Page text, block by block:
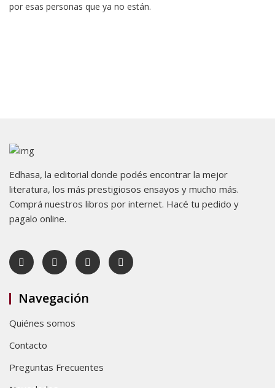
por esas personas que ya no están.
Edhasa, la editorial donde podés encontrar la mejor
literatura, los más prestigiosos ensayos y mucho más.
Comprá nuestros libros por internet. Hacé tu pedido y
pagalo online.
Navegación
Quiénes somos
Contacto
Preguntas Frecuentes